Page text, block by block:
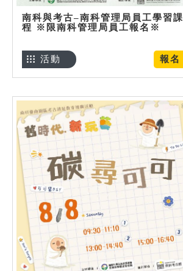
南科與考古–南科管理局員工學習課
程 ※限南科管理局員工報名※
報名
活動